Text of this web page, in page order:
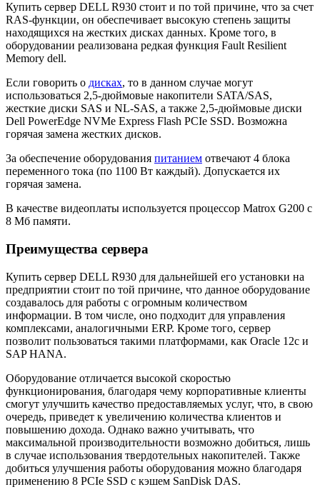
Купить сервер DELL R930 стоит и по той причине, что за счет
RAS-функции, он обеспечивает высокую степень защиты
находящихся на жестких дисках данных. Кроме того, в
оборудовании реализована редкая функция Fault Resilient
Memory dell.
Если говорить о дисках, то в данном случае могут
использоваться 2,5-дюймовые накопители SATA/SAS,
жесткие диски SAS и NL-SAS, а также 2,5-дюймовые диски
Dell PowerEdge NVMe Express Flash PCIe SSD. Возможна
горячая замена жестких дисков.
За обеспечение оборудования питанием отвечают 4 блока
переменного тока (по 1100 Вт каждый). Допускается их
горячая замена.
В качестве видеоплаты используется процессор Matrox G200 с
8 Мб памяти.
Преимущества сервера
Купить сервер DELL R930 для дальнейшей его установки на
предприятии стоит по той причине, что данное оборудование
создавалось для работы с огромным количеством
информации. В том числе, оно подходит для управления
комплексами, аналогичными ERP. Кроме того, сервер
позволит пользоваться такими платформами, как Oracle 12с и
SAP HANA.
Оборудование отличается высокой скоростью
функционирования, благодаря чему корпоративные клиенты
смогут улучшить качество предоставляемых услуг, что, в свою
очередь, приведет к увеличению количества клиентов и
повышению дохода. Однако важно учитывать, что
максимальной производительности возможно добиться, лишь
в случае использования твердотельных накопителей. Также
добиться улучшения работы оборудования можно благодаря
применению 8 PCIe SSD с кэшем SanDisk DAS.